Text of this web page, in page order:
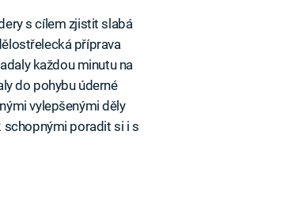
s cílem zjistit slabá
příprava
každou minutu na
do pohybu úderné
vylepšenými děly
schopnými poradit si i s